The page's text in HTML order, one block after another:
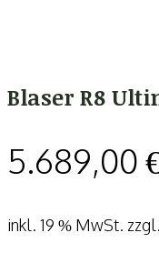
Blaser R8
5.689,00
inkl. 19 % MwSt. zzgl.